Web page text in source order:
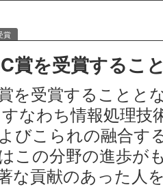
賞
賞を受賞するこ
を受賞することと
なわち情報処理技
びこられの融合す
この分野の進歩が
な貢献のあった人